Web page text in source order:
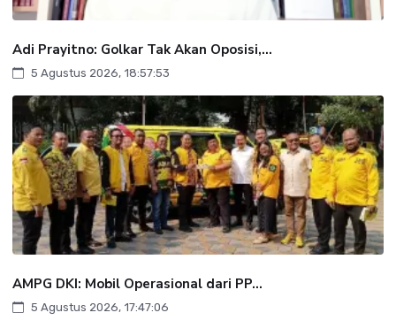
Adi Prayitno: Golkar Tak Akan Oposisi,...
5 Agustus 2026, 18:57:53
AMPG DKI: Mobil Operasional dari PP...
5 Agustus 2026, 17:47:06